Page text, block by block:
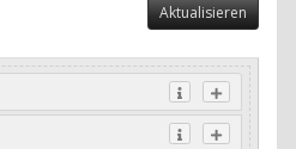
Aktualisieren